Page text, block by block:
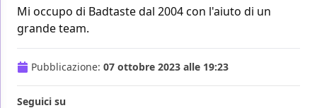
Mi occupo di Badtaste dal 2004 con l'aiuto di un
grande team.
Pubblicazione: 07 ottobre 2023 alle 19:23
Seguici su